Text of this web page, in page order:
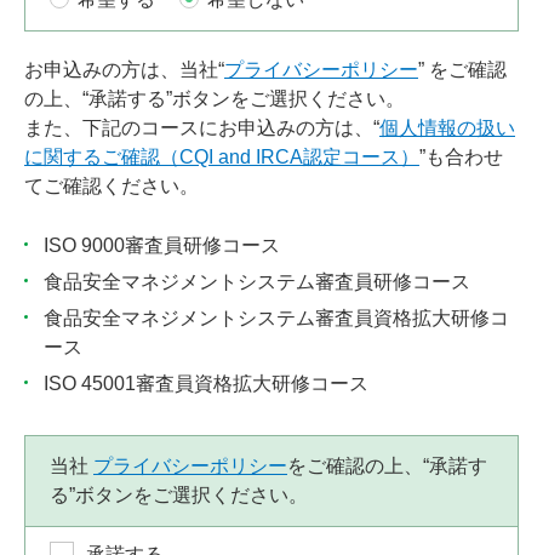
お申込みの方は、当社“プライバシーポリシー” をご確認
の上、“承諾する”ボタンをご選択ください。
また、下記のコースにお申込みの方は、“個人情報の扱い
に関するご確認（CQI and IRCA認定コース） ”も合わせ
てご確認ください。
ISO 9000審査員研修コース
食品安全マネジメントシステム審査員研修コース
食品安全マネジメントシステム審査員資格拡大研修コ
ース
ISO 45001審査員資格拡大研修コース
当社 プライバシーポリシーをご確認の上、“承諾す
る”ボタンをご選択ください。